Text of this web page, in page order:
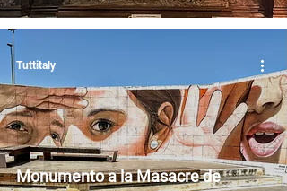
Monumento a la Masacre de
Tuttitaly